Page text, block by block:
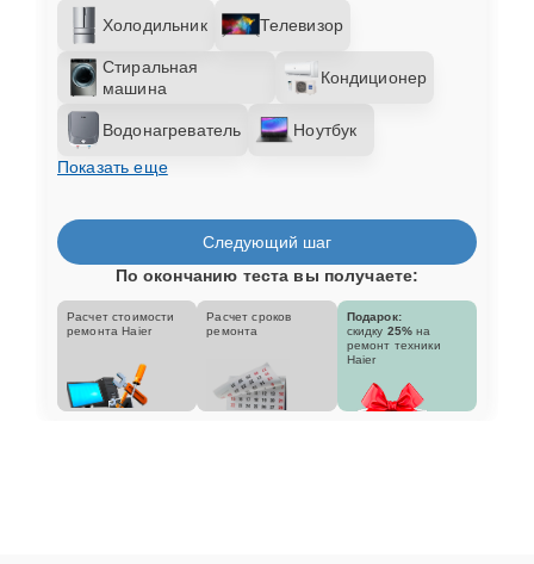
Холодильник Телевизор
Стиральная
машина
Кондиционер
Водонагреватель
Ноутбук
Показать еще
Следующий шаг
По окончанию теста вы получаете:
Расчет стоимости
ремонта Haier
Расчет сроков
ремонта
Подарок:
скидку 25% на
ремонт техники
Haier